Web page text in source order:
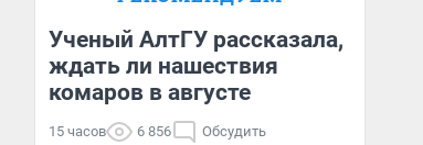
Ученый АлтГУ рассказала,
ждать ли нашествия
комаров в августе
15 часов 6 856 Обсудить